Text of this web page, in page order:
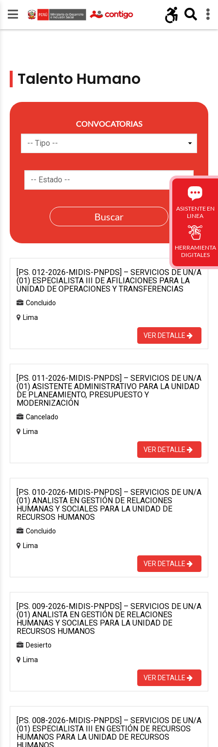
Talento Humano
CONVOCATORIAS
[P.S. 012-2026-MIDIS-PNPDS] – SERVICIOS DE UN/A
(01) ESPECIALISTA III DE AFILIACIONES PARA LA
UNIDAD DE OPERACIONES Y TRANSFERENCIAS
Concluido
Lima
VER DETALLE
[P.S. 011-2026-MIDIS-PNPDS] – SERVICIOS DE UN/A
(01) ASISTENTE ADMINISTRATIVO PARA LA UNIDAD
DE PLANEAMIENTO, PRESUPUESTO Y
MODERNIZACIÓN
Cancelado
Lima
VER DETALLE
[P.S. 010-2026-MIDIS-PNPDS] – SERVICIOS DE UN/A
(01) ANALISTA EN GESTIÓN DE RELACIONES
HUMANAS Y SOCIALES PARA LA UNIDAD DE
RECURSOS HUMANOS
Concluido
Lima
VER DETALLE
[P.S. 009-2026-MIDIS-PNPDS] – SERVICIOS DE UN/A
(01) ANALISTA EN GESTIÓN DE RELACIONES
HUMANAS Y SOCIALES PARA LA UNIDAD DE
RECURSOS HUMANOS
Desierto
Lima
VER DETALLE
[P.S. 008-2026-MIDIS-PNPDS] – SERVICIOS DE UN/A
(01) ESPECIALISTA III EN GESTIÓN DE RECURSOS
HUMANOS PARA LA UNIDAD DE RECURSOS
ASISTENTE EN
LINEA
HERRAMIENTA
DIGITALES